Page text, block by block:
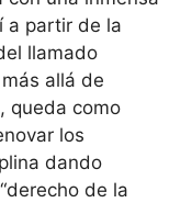
a partir de la
llamado
allá de
queda como
los
dando
de la